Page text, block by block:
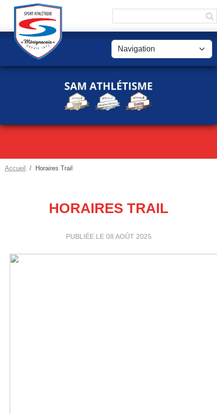
Accueil Horaires Trail
HORAIRES TRAIL
PUBLIÉE LE 08 AOÛT 2025
Panneau de gestion des cookies